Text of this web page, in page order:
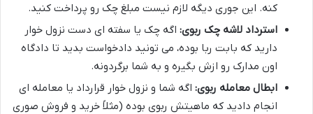
کنه. این جوری دیگه لازم نیست مبلغ چک رو پرداخت کنید.
استرداد لاشه چک ربوی: اگه چک یا سفته ای دست نزول خوار
دارید که بابت ربا بوده، می تونید دادخواست بدید تا دادگاه
اون مدارک رو ازش بگیره و به شما برگردونه.
ابطال معامله ربوی: اگه شما و نزول خوار قرارداد یا معامله ای
انجام دادید که ماهیتش ربوی بوده (مثلاً خرید و فروش صوری